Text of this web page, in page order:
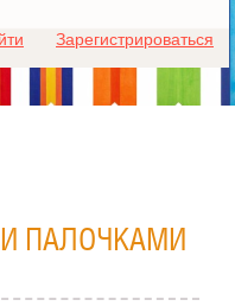
Зарегистрироваться
ПАЛОЧКАМИ
предложений по